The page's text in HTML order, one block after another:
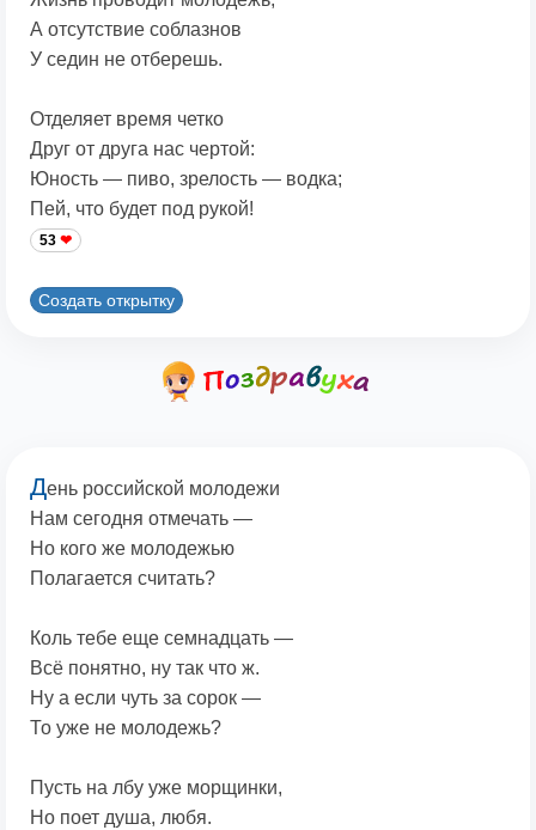
А отсутствие соблазнов
У седин не отберешь.
Отделяет время четко
Друг от друга нас чертой:
Юность — пиво, зрелость — водка;
Пей, что будет под рукой!
53
Создать открытку
День российской молодежи
Нам сегодня отмечать —
Но кого же молодежью
Полагается считать?
Коль тебе еще семнадцать —
Всё понятно, ну так что ж.
Ну а если чуть за сорок —
То уже не молодежь?
Пусть на лбу уже морщинки,
Но поет душа, любя.